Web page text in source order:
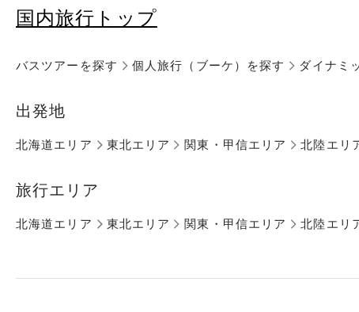
国内旅行トップ
バスツアーを探す 個人旅行（ブーケ）を探す ダイナミ
出発地
北海道エリア 東北エリア 関東・甲信エリア 北陸エリ
旅行エリア
北海道エリア 東北エリア 関東・甲信エリア 北陸エリ